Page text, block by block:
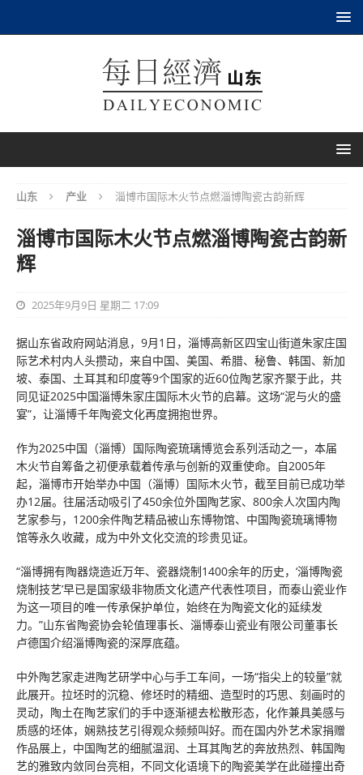
山东 产业 淄博市国际木火节点燃淄博陶瓷古韵新辉
淄博市国际木火节点燃淄博陶瓷古韵新
辉
2025年9月9日 星期二 17:09
据山东省政府网站消息，9月1日，淄博高新区四宝山街道朱家庄国
际艺术村内人头攒动，来自中国、美国、希腊、秘鲁、韩国、新加
坡、泰国、土耳其和印度等9个国家的近60位陶艺家齐聚于此，共
同见证2025中国淄博朱家庄国际木火节的启幕。这场“泥与火的盛
宴”，让淄博千年陶瓷文化再度拥抱世界。
作为2025中国（淄博）国际陶瓷琉璃博览会系列活动之一，本届
木火节自筹备之初便承载着传承与创新的双重使命。自2005年
起，淄博市开始举办中国（淄博）国际木火节，截至目前已成功举
办12届。往届活动吸引了450余位外国陶艺家、800余人次国内陶
艺家参与，1200余件陶艺精品被山东博物馆、中国陶瓷琉璃博物
馆等永久收藏，成为中外文化交流的珍贵见证。
“淄博拥有陶器烧造近万年、瓷器烧制1400余年的历史，‘淄博陶瓷
烧制技艺’早已是国家级非物质文化遗产代表性项目，而泰山瓷业作
为这一项目的唯一传承保护单位，始终在为陶瓷文化的延续发
力。”山东省陶瓷协会轮值理事长、淄博泰山瓷业有限公司董事长
卢德国介绍淄博陶瓷的深厚底蕴。
中外陶艺家走进陶艺研学中心与手工车间，一场“指尖上的较量”就
此展开。拉坯时的沉稳、修坯时的精细、造型时的巧思、刻画时的
灵动，陶土在陶艺家们的手中逐渐褪去松散形态，化作兼具美感与
质感的坯体，娴熟技艺引得观众频频叫好。而在国内外艺术家捐赠
作品展上，中国陶艺的细腻温润、土耳其陶艺的奔放热烈、韩国陶
艺的雅致内敛同台亮相，不同文化语境下的陶瓷美学在此碰撞出奇